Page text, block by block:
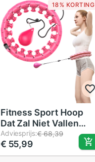
Verstelbare Gewicht
Fitnessapparatuur
18% KORTING
Fitness Sport Hoop
Dat Zal Niet Vallen
Maat Verstelbaar 24
Stukken
Adviesprijs:€ 68,39
€ 55,99